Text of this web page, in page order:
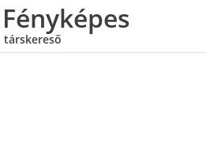
Fényképes
társkereső